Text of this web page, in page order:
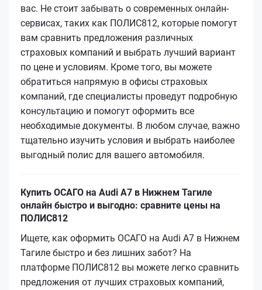
вас. Не стоит забывать о современных онлайн-
сервисах, таких как ПОЛИС812, которые помогут
вам сравнить предложения различных
страховых компаний и выбрать лучший вариант
по цене и условиям. Кроме того, вы можете
обратиться напрямую в офисы страховых
компаний, где специалисты проведут подробную
консультацию и помогут оформить все
необходимые документы. В любом случае, важно
тщательно изучить условия и выбрать наиболее
выгодный полис для вашего автомобиля.
Купить ОСАГО на Audi A7 в Нижнем Тагиле
онлайн быстро и выгодно: сравните цены на
ПОЛИС812
Ищете, как оформить ОСАГО на Audi A7 в Нижнем
Тагиле быстро и без лишних забот? На
платформе ПОЛИС812 вы можете легко сравнить
предложения от лучших страховых компаний,